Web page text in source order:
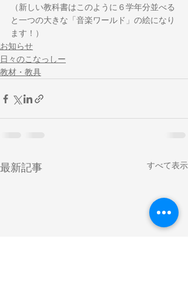
（新しい教科書はこのように６学年分並べる
と一つの大きな「音楽ワールド」の絵になり
ます！）
お知らせ
日々のこなっしー
教材・教具
最新記事 すべて表示